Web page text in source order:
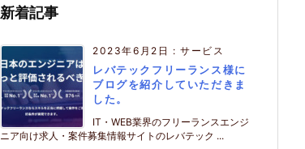
新着記事
2023年6月2日 :サービス
レバテックフリーランス様に
ブログを紹介していただきま
した。
IT・WEB業界のフリーランスエンジ
ニア向け求人・案件募集情報サイトのレバテック ...